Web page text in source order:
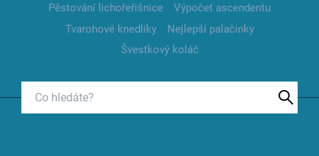
Pěstování lichořeřišnice
Výpočet ascendentu
Tvarohové knedlíky
Nejlepší palačinky
Švestkový koláč